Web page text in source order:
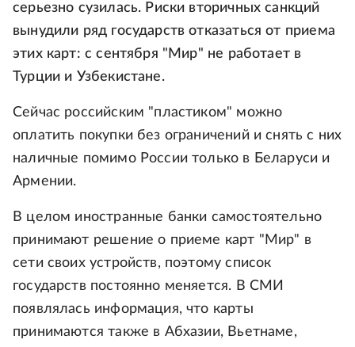
серьезно сузилась. Риски вторичных санкций
вынудили ряд государств отказаться от приема
этих карт: с сентября "Мир" не работает в
Турции и Узбекистане.
Сейчас российским "пластиком" можно
оплатить покупки без ограничений и снять с них
наличные помимо России только в Беларуси и
Армении.
В целом иностранные банки самостоятельно
принимают решение о приеме карт "Мир" в
сети своих устройств, поэтому список
государств постоянно меняется. В СМИ
появлялась информация, что карты
принимаются также в Абхазии, Вьетнаме,